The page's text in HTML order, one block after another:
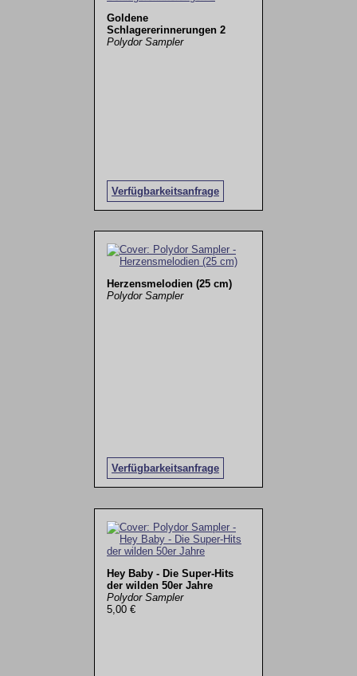
Goldene
Schlagererinnerungen 2
Polydor Sampler
Verfügbarkeitsanfrage
Herzensmelodien (25 cm)
Polydor Sampler
Verfügbarkeitsanfrage
Hey Baby - Die Super-Hits
der wilden 50er Jahre
Polydor Sampler
5,00 €